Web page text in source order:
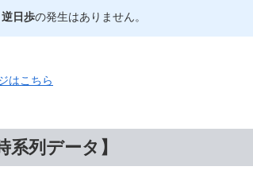
逆日歩の発生はありません。
はこちら
系列データ】